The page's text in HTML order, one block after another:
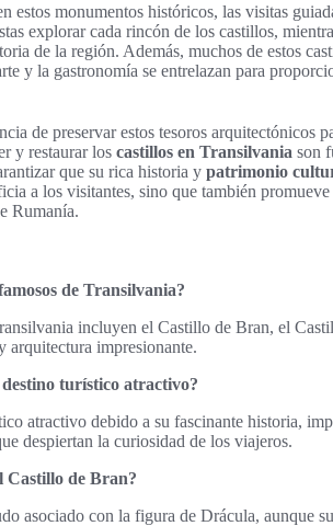
estos monumentos históricos, las visitas
explorar cada rincón de los castillos,
de la región. Además, muchos de estos
y la gastronomía se entrelazan para
de preservar estos tesoros arquitectónicos
y restaurar los castillos en Transilvania son
que su rica historia y patrimonio
a los visitantes, sino que también
Rumanía.
de Transilvania?
incluyen el Castillo de Bran, el
arquitectura impresionante.
turístico atractivo?
atractivo debido a su fascinante historia,
despiertan la curiosidad de los viajeros.
Castillo de Bran?
asociado con la figura de Drácula, aunque